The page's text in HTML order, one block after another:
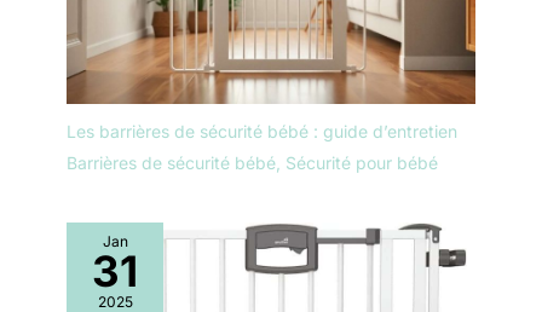
Les barrières de sécurité bébé : guide d’entretien
Barrières de sécurité bébé Sécurité pour bébé
Jan
31
2025